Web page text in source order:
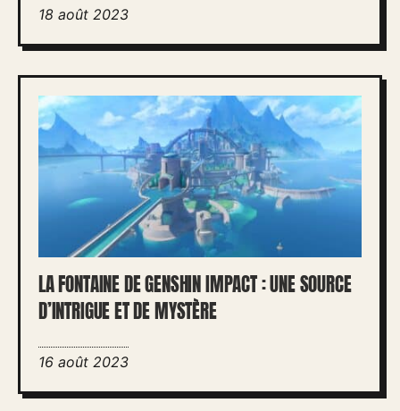
18 août 2023
LA FONTAINE DE GENSHIN IMPACT : UNE SOURCE
D’INTRIGUE ET DE MYSTÈRE
16 août 2023